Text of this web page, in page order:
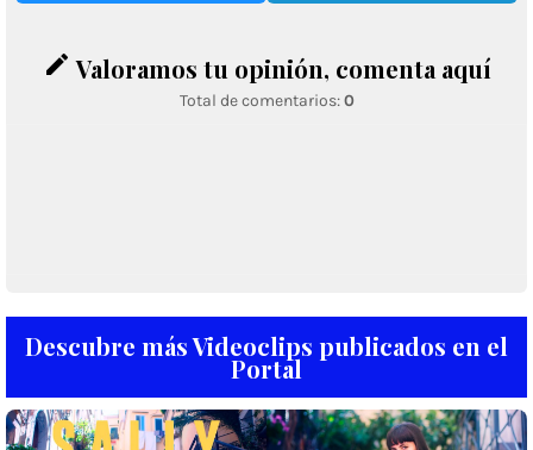
edit Valoramos tu opinión, comenta aquí
Total de comentarios:0
Descubre más Videoclips publicados en el
Portal